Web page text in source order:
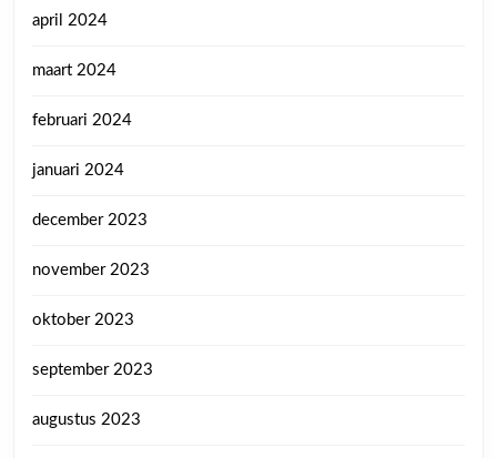
april 2024
maart 2024
februari 2024
januari 2024
december 2023
november 2023
oktober 2023
september 2023
augustus 2023